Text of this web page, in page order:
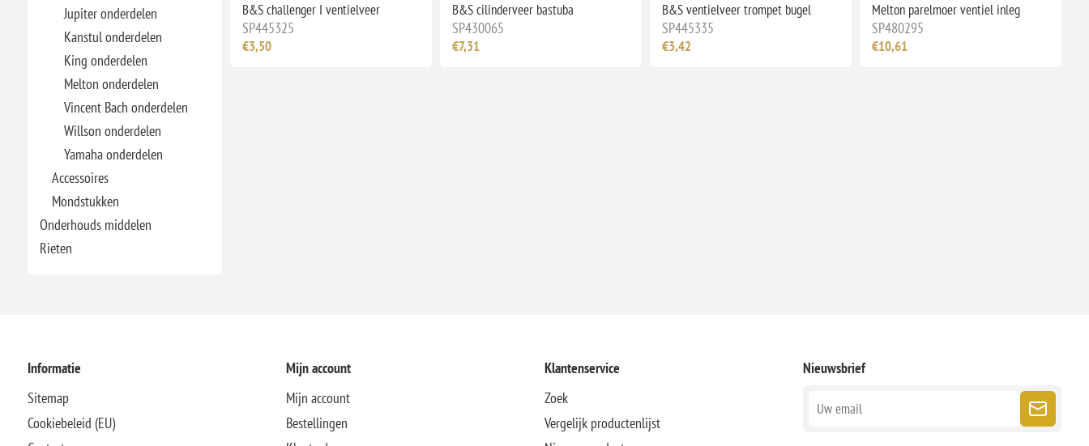
Jupiter onderdelen
Kanstul onderdelen
King onderdelen
Melton onderdelen
Vincent Bach onderdelen
Willson onderdelen
Yamaha onderdelen
Accessoires
Mondstukken
Onderhouds middelen
Rieten
B&S challenger I ventielveer
SP445325
€3,50
B&S cilinderveer bastuba
SP430065
€7,31
B&S ventielveer trompet bugel
SP445335
€3,42
Melton parelmoer ventiel inleg
SP480295
€10,61
Informatie
Sitemap
Cookiebeleid (EU)
Mijn account
Mijn account
Bestellingen
Klantenservice
Zoek
Vergelijk productenlijst
Nieuwsbrief